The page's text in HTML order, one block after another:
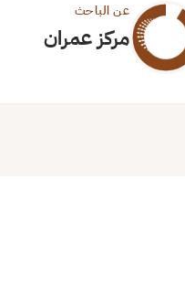
عن الباحث
مركز عمران